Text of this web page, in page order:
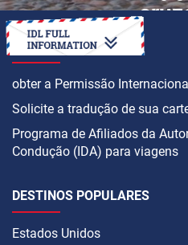
COMO
obter a Permissão
Solicite a tradução de sua
Programa de Afiliados da
Condução (IDA) para viagens
DESTINOS POPULARES
Estados Unidos